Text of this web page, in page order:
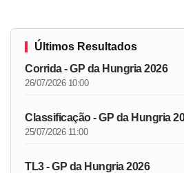
Últimos Resultados
Corrida - GP da Hungria 2026
26/07/2026 10:00
Classificação - GP da Hungria
25/07/2026 11:00
TL3 - GP da Hungria 2026